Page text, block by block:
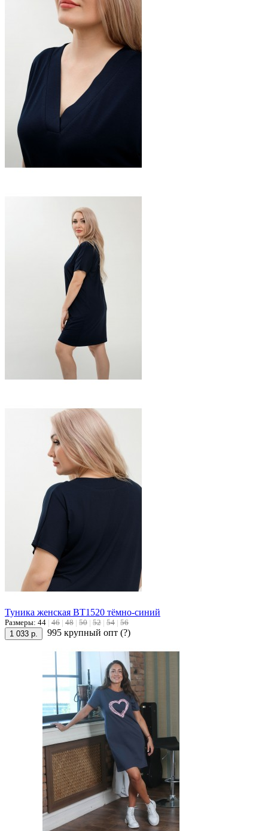
Туника женская ВТ1520 тёмно-синий
Размеры: 44 | 46 | 48 | 50 | 52 | 54 | 56
1 033 р.
995 крупный опт (?)